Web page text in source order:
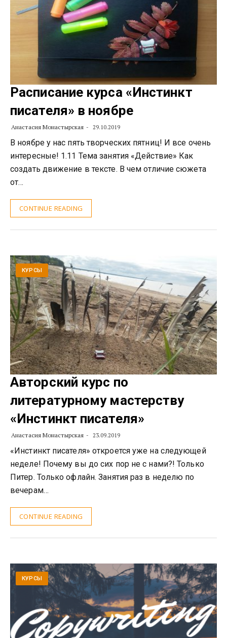
Расписание курса «Инстинкт
писателя» в ноябре
Анастасия Монастырская 29.10.2019
В ноябре у нас пять творческих пятниц! И все очень
интересные! 1.11 Тема занятия «Действие» Как
создать движение в тексте. В чем отличие сюжета
от…
CONTINUE READING
КУРСЫ
Авторский курс по
литературному мастерству
«Инстинкт писателя»
Анастасия Монастырская 23.09.2019
«Инстинкт писателя» откроется уже на следующей
неделе! Почему вы до сих пор не с нами?! Только
Питер. Только офлайн. Занятия раз в неделю по
вечерам…
CONTINUE READING
КУРСЫ